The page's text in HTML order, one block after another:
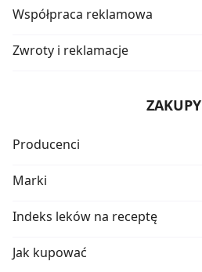
Współpraca reklamowa
Zwroty i reklamacje
ZAKUPY
Producenci
Marki
Indeks leków na receptę
Jak kupować